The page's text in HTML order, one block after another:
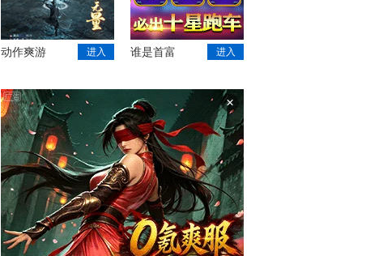
动作爽游 进入 谁是首富 进入
×